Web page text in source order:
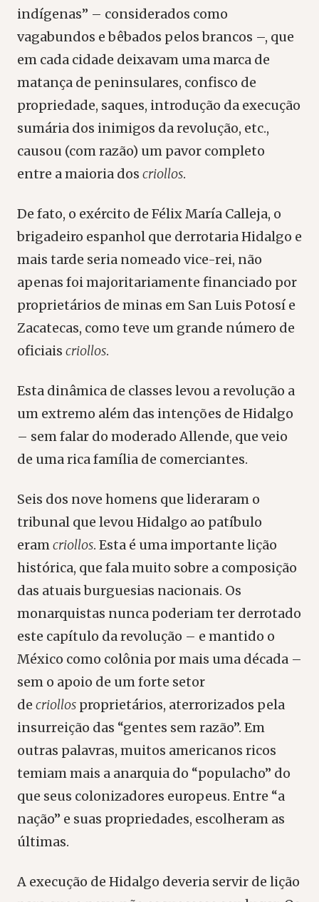
indígenas” – considerados como
vagabundos e bêbados pelos brancos –, que
em cada cidade deixavam uma marca de
matança de peninsulares, confisco de
propriedade, saques, introdução da execução
sumária dos inimigos da revolução, etc.,
causou (com razão) um pavor completo
entre a maioria dos criollos.
De fato, o exército de Félix María Calleja, o
brigadeiro espanhol que derrotaria Hidalgo e
mais tarde seria nomeado vice-rei, não
apenas foi majoritariamente financiado por
proprietários de minas em San Luis Potosí e
Zacatecas, como teve um grande número de
oficiais criollos.
Esta dinâmica de classes levou a revolução a
um extremo além das intenções de Hidalgo
– sem falar do moderado Allende, que veio
de uma rica família de comerciantes.
Seis dos nove homens que lideraram o
tribunal que levou Hidalgo ao patíbulo
eramcriollos. Esta é uma importante lição
histórica, que fala muito sobre a composição
das atuais burguesias nacionais. Os
monarquistas nunca poderiam ter derrotado
este capítulo da revolução – e mantido o
México como colônia por mais uma década –
sem o apoio de um forte setor
de criollos proprietários, aterrorizados pela
insurreição das “gentes sem razão”. Em
outras palavras, muitos americanos ricos
temiam mais a anarquia do “populacho” do
que seus colonizadores europeus. Entre “a
nação” e suas propriedades, escolheram as
últimas.
A execução de Hidalgo deveria servir de lição